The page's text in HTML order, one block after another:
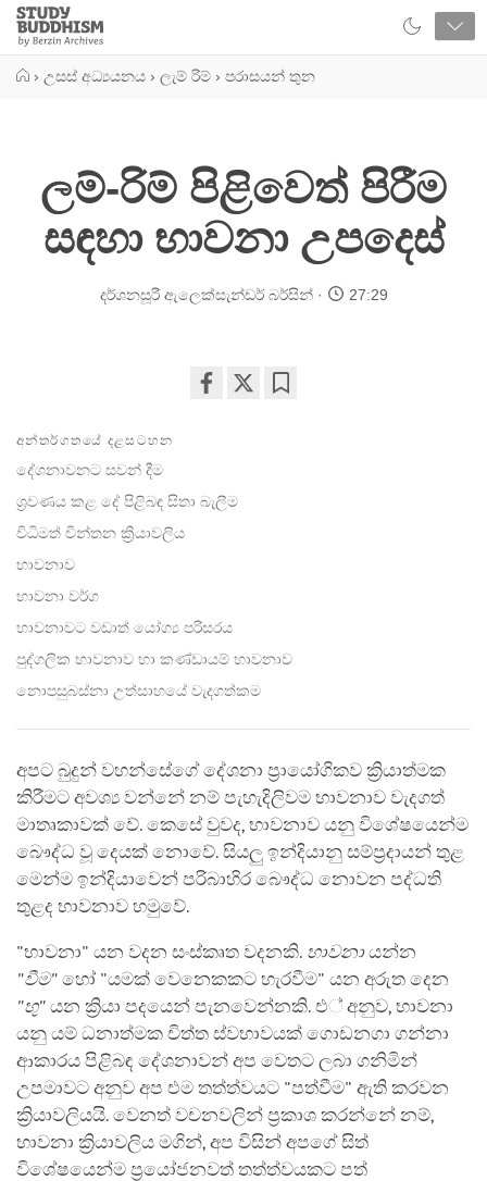
Close
Study
Buddhism
› උසස් අධ්‍යයනය › ලැම් රිම් › පරාසයන් තුන
ලම්-රිම් පිළිවෙත් පිරීම
සඳහා භාවනා උපදෙස්
දර්ශනසූරී ඇලෙක්සැන්ඩර් බර්සින් 27:29
අන්තර්ගතයේ දළසටහන
දේශනාවනට සවන් දීම
ශ්‍රවණය කළ දේ පිළිබඳ සිතා බැලීම
විධිමත් චින්තන ක්‍රියාවලිය
භාවනාව
භාවනා වර්ග
භාවනාවට වඩාත් යෝග්‍ය පරිසරය
පුද්ගලික භාවනාව හා කණ්ඩායම් භාවනාව
නොපසුබස්නා උත්සාහයේ වැදගත්කම
අපට බුදුන් වහන්සේගේ දේශනා ප්‍රායෝගිකව ක්‍රියාත්මක
කිරීමට අවශ්‍ය වන්නේ නම් පැහැදිලිවම භාවනාව වැදගත්
මාතෘකාවක් වේ. කෙසේ වුවද, භාවනාව යනු විශේෂයෙන්ම
බෞද්ධ වූ දෙයක් නොවේ. සියලු ඉන්දියානු සම්ප්‍රදායන් තුළ
මෙන්ම ඉන්දියාවෙන් පරිබාහිර බෞද්ධ නොවන පද්ධති
තුළද භාවනාව හමුවේ.
"භාවනා" යන වදන සංස්කෘත වදනකි. භාවනායන්න
"වීම" හෝ "යමක් වෙනෙකකට හැරවීම" යන අරුත දෙන
"භු" යන ක්‍රියා පදයෙන් පැනවෙන්නකි. එ් අනුව, භාවනා
යනු යම් ධනාත්මක චිත්ත ස්වභාවයක් ගොඩනගා ගන්නා
ආකාරය පිළිබඳ දේශනාවන් අප වෙතට ලබා ගනිමින්
උපමාවට අනුව අප එම තත්ත්වයට "පත්වීම" ඇති කරවන
ක්‍රියාවලියයි. වෙනත් වචනවලින් ප්‍රකාශ කරන්නේ නම්,
භාවනා ක්‍රියාවලිය මගින්, අප විසින් අපගේ සිත්
විශේෂයෙන්ම ප්‍රයෝජනවත් තත්ත්වයකට පත්